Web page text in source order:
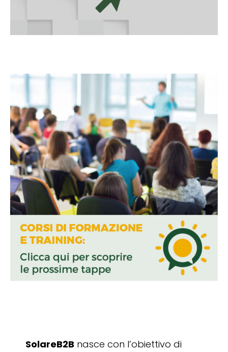
SolareB2B nasce con l’obiettivo di